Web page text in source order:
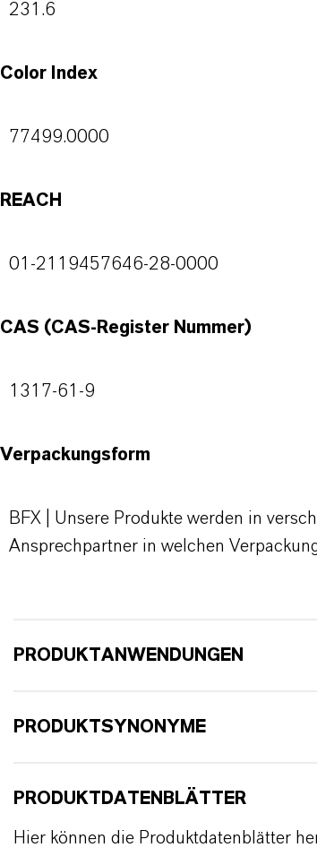
231.6
Color Index
77499.0000
REACH
01-2119457646-28-0000
CAS (CAS-Register Nummer)
1317-61-9
Verpackungsform
BFX | Unsere Produkte werden in
Ansprechpartner in welchen
PRODUKTANWENDUNGEN
PRODUKTSYNONYME
PRODUKTDATENBLÄTTER
Hier können die Produktdatenblätter